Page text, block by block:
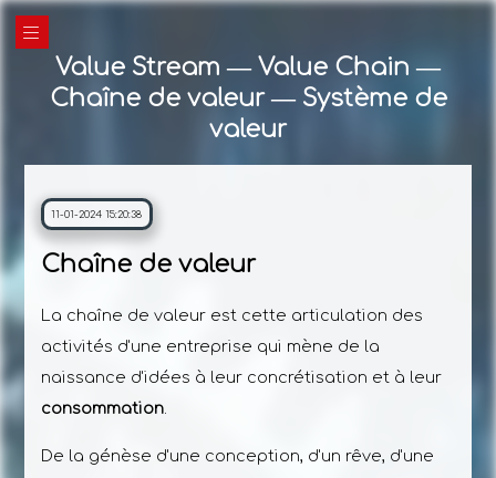
Value Stream ― Value Chain ―
Chaîne de valeur ― Système de
valeur
11-01-2024 15:20:38
Chaîne de valeur
La chaîne de valeur est cette articulation des
activités d'une entreprise qui mène de la
naissance d'idées à leur concrétisation et à leur
consommation.
De la génèse d'une conception, d'un rêve, d'une
|||